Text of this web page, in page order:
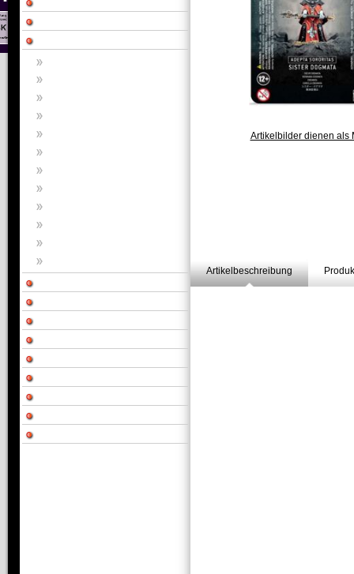
Artikelbilder dienen als
Artikelbeschreibung